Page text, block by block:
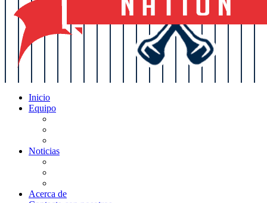
Inicio
Equipo
Noticias
Acerca de